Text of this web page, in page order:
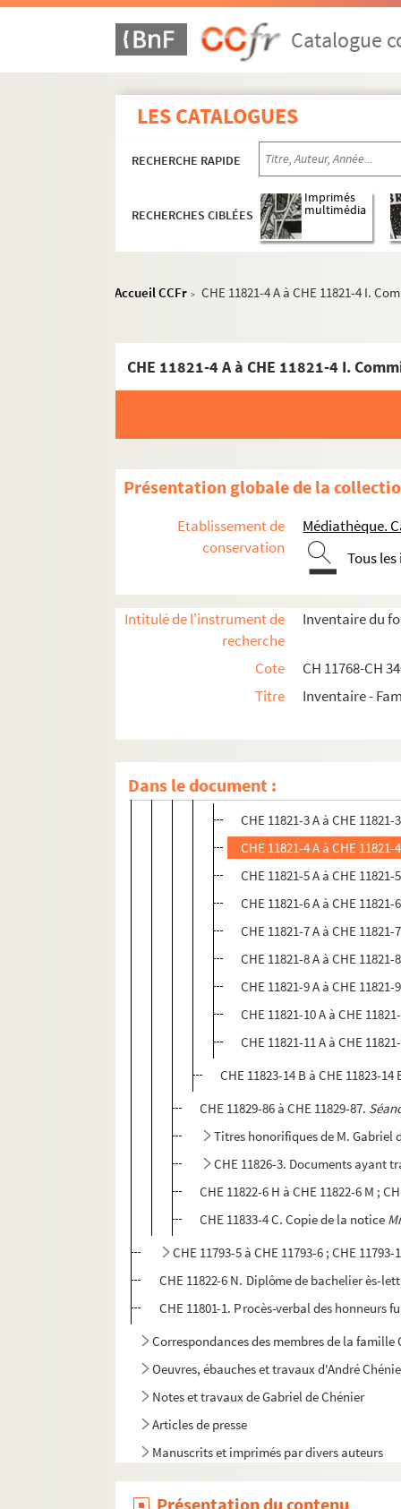
Catalogue
LES CATALOGUES
RECHERCHE RAPIDE
RECHERCHES CIBLÉES
Imprimés
multimédia
Accueil CCFr > CHE 11821-4 A à CHE 11821-4 I.
Présentation globale de la
Etablissement de
conservation
Médiathèque.
Tous
Intitulé de l'instrument de
recherche
Inventaire du
Cote
CH 11768-CH
Titre
Inventaire -
Dans le document :
Documents administratifs, juridiques,
Constantin-Xavier Chénier
Marie-Joseph Chénier
Gabriel de Chénier
Scolarité et études
Carrière professionnelle, académique
CHE 11821-3 à CHE 11821-11.
CHE 11821-3 A à CHE
CHE 11821-4 A à CHE
CHE 11821-5 A à CHE
CHE 11821-6 A à CHE
CHE 11821-7 A à CHE
CHE 11821-8 A à CHE
CHE 11821-9 A à CHE
CHE 11821-10 A à CHE
CHE 11821-11 A à CHE
CHE 11823-14 B à CHE 11823-
CHE 11829-86 à CHE 11829-87.
Titres honorifiques de M. Gabriel
CHE 11826-3. Documents ayant
CHE 11822-6 H à CHE 11822-6 M ;
CHE 11833-4 C. Copie de la notice
CHE 11793-5 à CHE 11793-6 ; CHE
CHE 11822-6 N. Diplôme de bachelier ès-
CHE 11801-1. Procès-verbal des honneurs
Correspondances des membres de la
Oeuvres, ébauches et travaux d'André
Notes et travaux de Gabriel de Chénier
Articles de presse
Manuscrits et imprimés par divers auteurs
Documents iconographiques
Présentation du contenu